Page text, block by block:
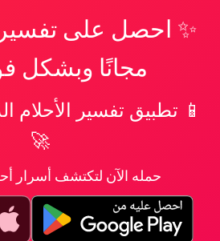
✨ احصل على
مجانًا وبشكل
🚀
حمله الآن لتكتشف أسرار